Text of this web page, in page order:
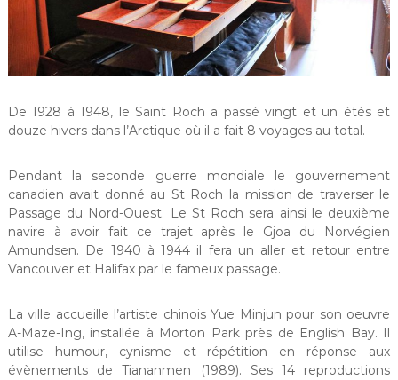
De 1928 à 1948, le Saint Roch a passé vingt et un étés et
douze hivers dans l’Arctique où il a fait 8 voyages au total.
Pendant la seconde guerre mondiale le gouvernement
canadien avait donné au St Roch la mission de traverser le
Passage du Nord-Ouest. Le St Roch sera ainsi le deuxième
navire à avoir fait ce trajet après le Gjoa du Norvégien
Amundsen. De 1940 à 1944 il fera un aller et retour entre
Vancouver et Halifax par le fameux passage.
La ville accueille l’artiste chinois Yue Minjun pour son oeuvre
A-Maze-Ing, installée à Morton Park près de English Bay. Il
utilise humour, cynisme et répétition en réponse aux
évènements de Tiananmen (1989). Ses 14 reproductions